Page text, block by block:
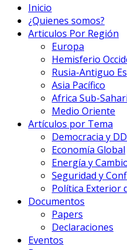
Inicio
¿Quienes somos?
Articulos Por Región
Europa
Hemisferio
Rusia-Antiguo
Asia Pacífico
Africa Sub-
Medio Oriente
Artículos por Tema
Democracia y
Economía Global
Energía y
Seguridad y
Política Exterior
Documentos
Papers
Declaraciones
Eventos